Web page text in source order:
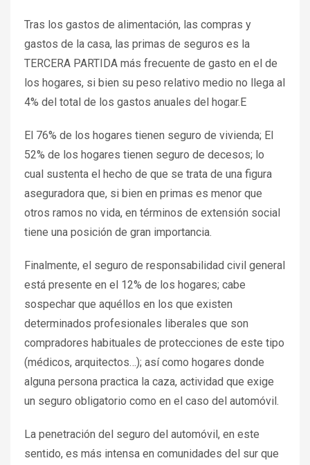
Tras los gastos de alimentación, las compras y
gastos de la casa, las primas de seguros es la
TERCERA PARTIDA más frecuente de gasto en el de
los hogares, si bien su peso relativo medio no llega al
4% del total de los gastos anuales del hogar.E
El 76% de los hogares tienen seguro de vivienda; El
52% de los hogares tienen seguro de decesos; lo
cual sustenta el hecho de que se trata de una figura
aseguradora que, si bien en primas es menor que
otros ramos no vida, en términos de extensión social
tiene una posición de gran importancia.
Finalmente, el seguro de responsabilidad civil general
está presente en el 12% de los hogares; cabe
sospechar que aquéllos en los que existen
determinados profesionales liberales que son
compradores habituales de protecciones de este tipo
(médicos, arquitectos…); así como hogares donde
alguna persona practica la caza, actividad que exige
un seguro obligatorio como en el caso del automóvil.
La penetración del seguro del automóvil, en este
sentido, es más intensa en comunidades del sur que